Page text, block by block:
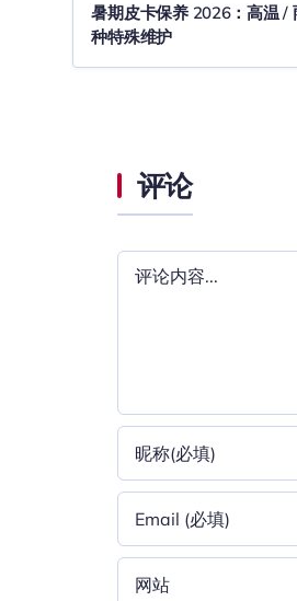
暑期皮卡保养 2026：高温 /
种特殊维护
评论